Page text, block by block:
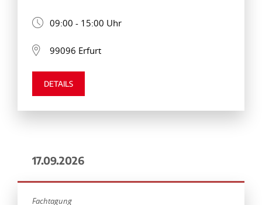
09:00 - 15:00 Uhr
99096 Erfurt
DETAILS
17.09.2026
Fachtagung